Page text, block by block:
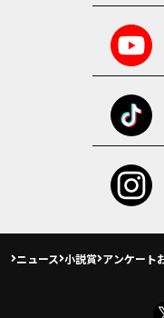
ニュース 小説賞 アンケート